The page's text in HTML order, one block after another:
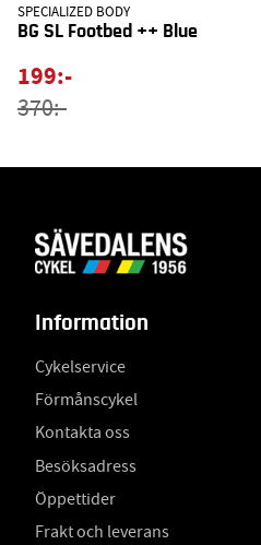
SPECIALIZED BODY
BG SL Footbed ++ Blue
199:-
370:-
Information
Cykelservice
Förmånscykel
Kontakta oss
Besöksadress
Öppettider
Frakt och leverans